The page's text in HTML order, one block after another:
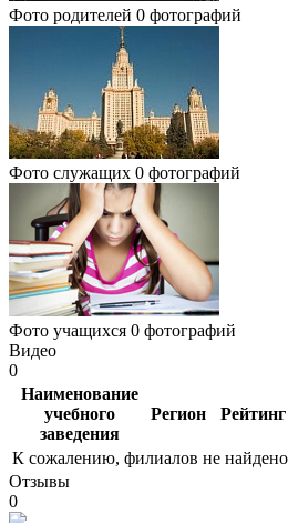
Фото родителей 0 фотографий
Фото служащих 0 фотографий
Фото учащихся 0 фотографий
Видео
0
Наименование
учебного
заведения
Регион Рейтинг
К сожалению, филиалов не найдено
Отзывы
0